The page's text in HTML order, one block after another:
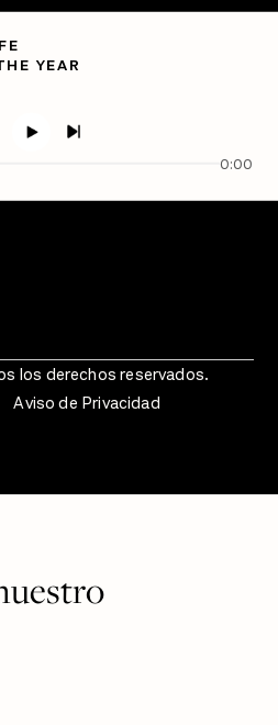
YEAR
0:00
los derechos reservados.
Aviso de Privacidad